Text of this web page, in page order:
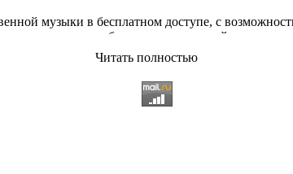
музыки в бесплатном доступе, с
любимых исполнителей, и
ассортимент на любой вкус, и все это только
музыкальных направлениях.
подобранному контенту, и предлагаем вам
неудобства. И если у вас появились
данного сайта. С заботой о вас,
затруднений сможете найти желаемую
Читать полностью